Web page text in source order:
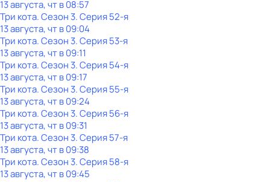
13 августа, чт в 08:57
Три кота. Сезон 3. Серия 52-я
13 августа, чт в 09:04
Три кота. Сезон 3. Серия 53-я
13 августа, чт в 09:11
Три кота. Сезон 3. Серия 54-я
13 августа, чт в 09:17
Три кота. Сезон 3. Серия 55-я
13 августа, чт в 09:24
Три кота. Сезон 3. Серия 56-я
13 августа, чт в 09:31
Три кота. Сезон 3. Серия 57-я
13 августа, чт в 09:38
Три кота. Сезон 3. Серия 58-я
13 августа, чт в 09:45